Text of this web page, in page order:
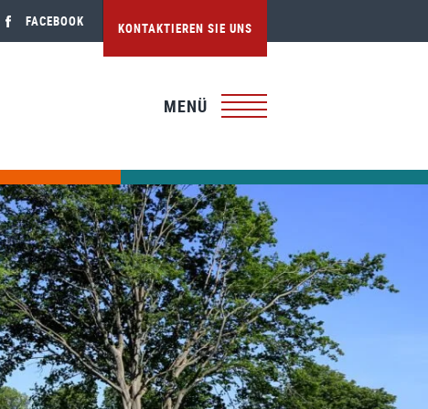
FACEBOOK KONTAKTIEREN SIE UNS
MENÜ